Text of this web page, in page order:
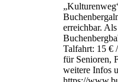
erreichbar.
Talfahrt: 15 €
für Senioren,
weitere Infos